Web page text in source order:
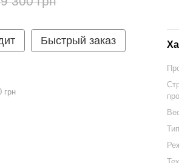
Быстрый заказ
грн